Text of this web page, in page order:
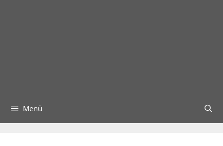
Menü